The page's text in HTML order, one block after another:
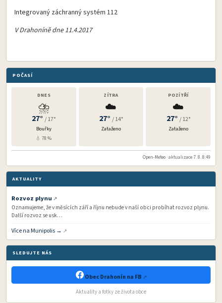
Integrovaný záchranný systém 112
V Drahoníně dne 11.4.2017
POČASÍ
DNES
⛈️
27°/ 17°
Bouřky
💧 78 %
ZÍTRA
☁️
27° / 14°
Zataženo
POZÍTŘÍ
☁️
27° / 12°
Zataženo
Open-Meteo · aktualizace 7. 8. 8:49
AKTUALITY
Rozvoz plynu
Oznamujeme, že v měsících září a říjnu nebude v naší obci probíhat rozvoz plynu.
Další rozvoz se usk…
Více na Munipolis →
SLEDUJTE NÁS
Obec Drahonín na FB
Aktuality a fotky ze života obce